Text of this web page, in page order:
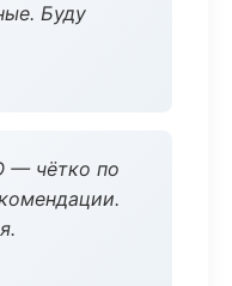
Буду
— чётко по